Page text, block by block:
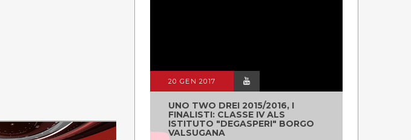
20 GEN 2017
UNO TWO DREI 2015/2016, I
FINALISTI: CLASSE IV ALS
ISTITUTO "DEGASPERI" BORGO
VALSUGANA